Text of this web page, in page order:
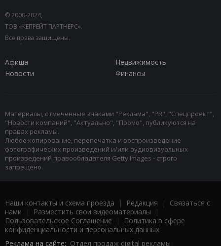
© 2000-2024,
ТОВ «КЕПРЕЙТ ПАРТНЕРС».
Все права защищены.
Афиша
Недвижимость
Новости
Финансы
Материалы, отмеченные знаками "Реклама", "PR", "Спецпроект",
"Новости компаний", "Актуально", "Промо", публикуются на
правах рекламы.
Любое копирование, перепечатка и воспроизведение
фотографических произведений и/или аудиовизуальных
произведений правообладателя Getty Images - строго
запрещено.
Наши контакты и схема проезда | Редакция | Связаться с
нами | Разместить свои видеоматериалы |
Пользовательское Соглашение |
Политика в сфере
конфиденциальности и персональных данных
Реклама на сайте: Отдел продаж digital рекламы